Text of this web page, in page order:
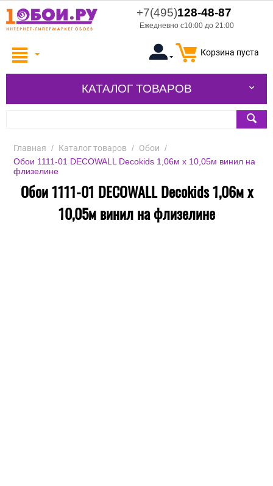
+7(495)128-48-87
Ежедневно с10:00 до 21:00
Корзина пуста
КАТАЛОГ ТОВАРОВ
Главная / Каталог товаров / Обои /
Обои 1111-01 DECOWALL Decokids 1,06м х 10,05м винил на
флизелине
Обои 1111-01 DECOWALL Decokids 1,06м х
10,05м винил на флизелине